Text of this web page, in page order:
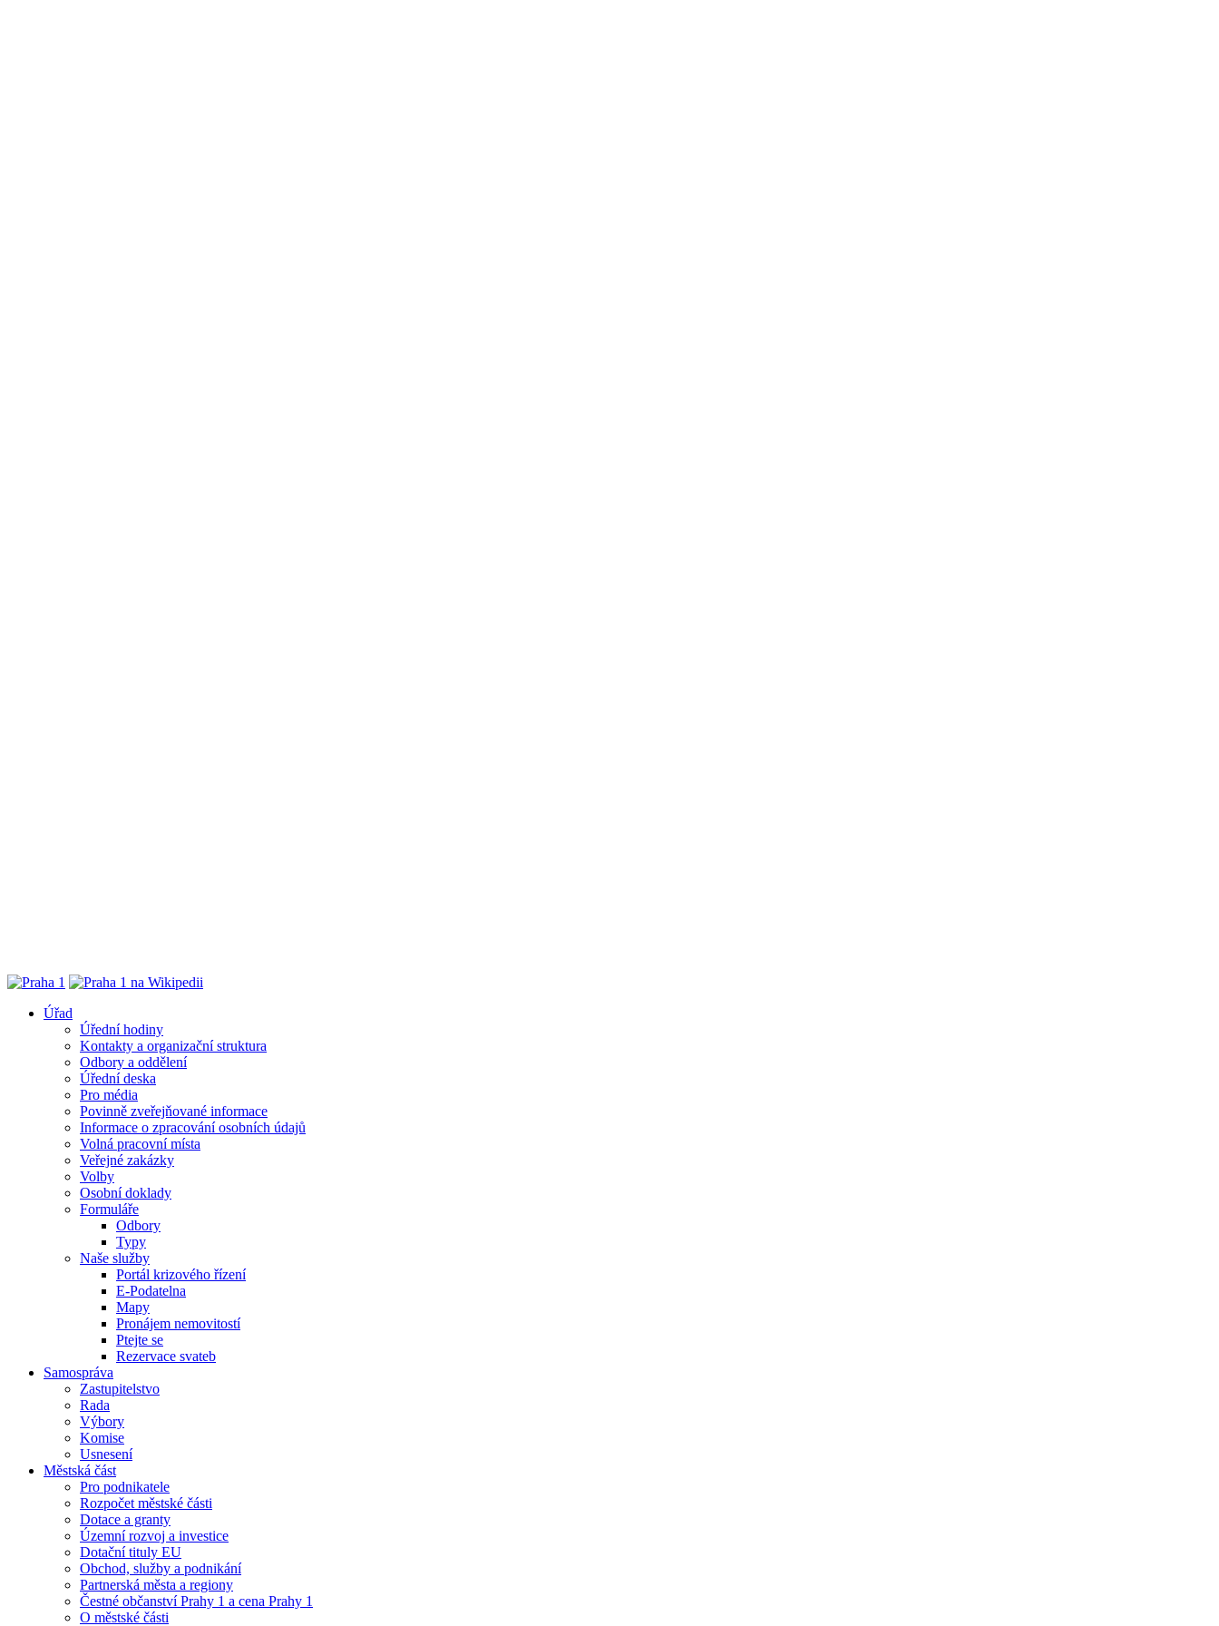
Úřad
Úřední hodiny
Kontakty a organizační struktura
Odbory a oddělení
Úřední deska
Pro média
Povinně zveřejňované informace
Informace o zpracování osobních údajů
Volná pracovní místa
Veřejné zakázky
Volby
Osobní doklady
Formuláře
Odbory
Typy
Naše služby
Portál krizového řízení
E-Podatelna
Mapy
Pronájem nemovitostí
Ptejte se
Rezervace svateb
Samospráva
Zastupitelstvo
Rada
Výbory
Komise
Usnesení
Městská část
Pro podnikatele
Rozpočet městské části
Dotace a granty
Územní rozvoj a investice
Dotační tituly EU
Obchod, služby a podnikání
Partnerská města a regiony
Čestné občanství Prahy 1 a cena Prahy 1
O městské části